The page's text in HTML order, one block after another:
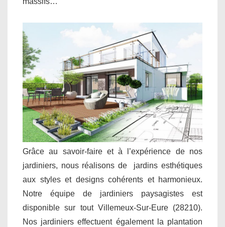
Grâce au savoir-faire et à l’expérience de nos
jardiniers, nous réalisons de jardins esthétiques
aux styles et designs cohérents et harmonieux.
Notre équipe de jardiniers paysagistes est
disponible sur tout Villemeux-Sur-Eure (28210).
Nos jardiniers effectuent également la plantation